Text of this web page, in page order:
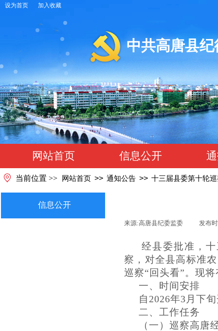
设为首页 加入收藏
中共高唐县
网站首页 信息公开
当前位置 >> 网站首页 >> 通知公告 >> 十三届县委第十轮
来源:高唐县纪委监委 发布
经县委批准，
察，对全县高标准
巡察“回头看”。现
一、时间安排
自2026年3月下
二、工作任务
（一）巡察高唐
信息公开